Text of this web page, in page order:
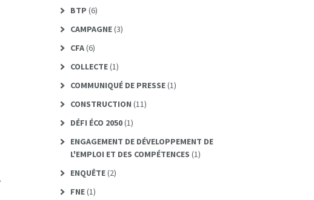
BTP (6)
CAMPAGNE(3)
CFA(6)
COLLECTE(1)
COMMUNIQUÉ DE PRESSE(1)
CONSTRUCTION (11)
DÉFI ÉCO 2050(1)
ENGAGEMENT DE DÉVELOPPEMENT DE
L'EMPLOI ET DES COMPÉTENCES (1)
ENQUÊTE(2)
FNE(1)